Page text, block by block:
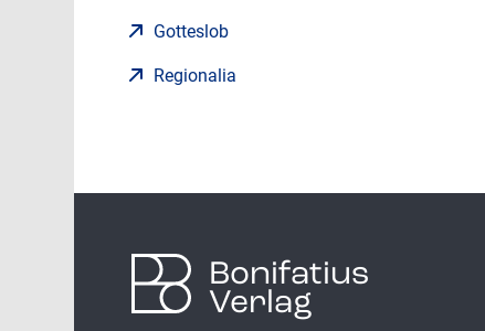
Gotteslob
Regionalia
Bonifatius
Verlag